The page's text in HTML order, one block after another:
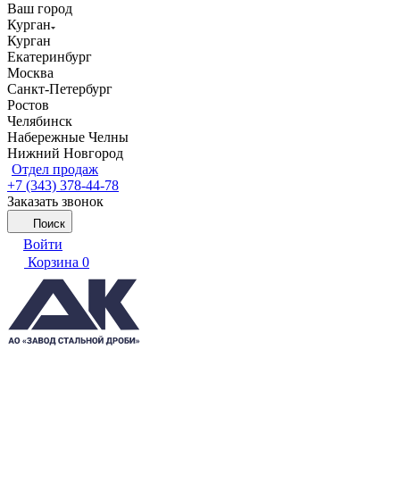
Ваш город
Курган
Курган
Екатеринбург
Москва
Санкт-Петербург
Ростов
Челябинск
Набережные Челны
Нижний Новгород
Отдел продаж
+7 (343) 378-44-78
Заказать звонок
Поиск
Войти
Корзина 0